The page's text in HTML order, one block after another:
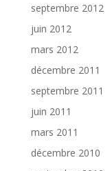
septembre 2012
juin 2012
mars 2012
décembre 2011
septembre 2011
juin 2011
mars 2011
décembre 2010